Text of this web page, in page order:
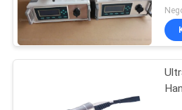
KONTAKTIEREN
SIE